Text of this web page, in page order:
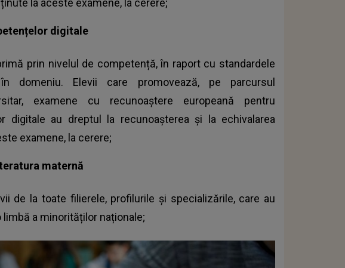
la aceste examene, la cerere;
digitale
prin nivelul de competență, în raport cu standardele
domeniu. Elevii care promovează, pe parcursul
examene cu recunoaștere europeană pentru
digitale au dreptul la recunoașterea și la echivalarea
examene, la cerere;
maternă
de la toate filierele, profilurile și specializările, care au
a minorităților naționale;